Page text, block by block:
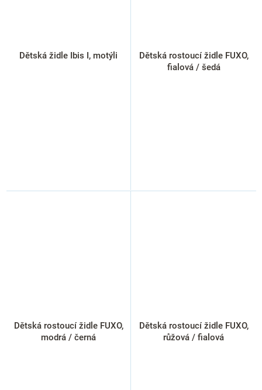
Dětská židle Ibis I, motýli
Dětská rostoucí židle FUXO,
fialová / šedá
Dětská rostoucí židle FUXO,
modrá / černá
Dětská rostoucí židle FUXO,
růžová / fialová